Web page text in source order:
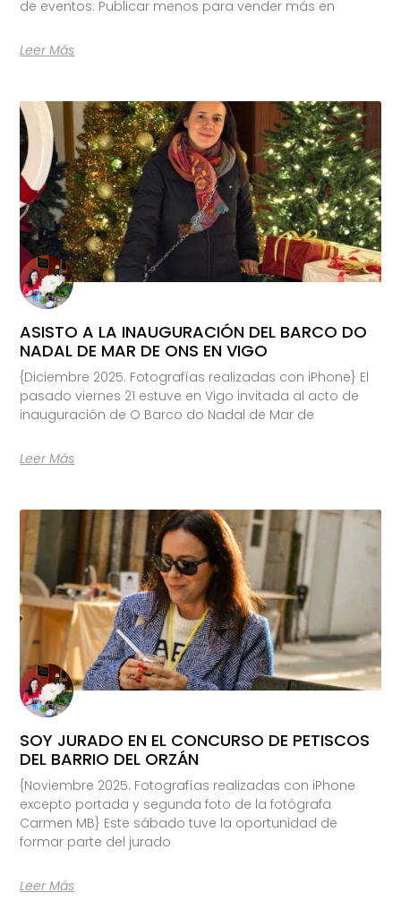
de eventos: Publicar menos para vender más en
Leer Más
ASISTO A LA INAUGURACIÓN DEL BARCO DO
NADAL DE MAR DE ONS EN VIGO
{Diciembre 2025. Fotografías realizadas con iPhone} El
pasado viernes 21 estuve en Vigo invitada al acto de
inauguración de O Barco do Nadal de Mar de
Leer Más
SOY JURADO EN EL CONCURSO DE PETISCOS
DEL BARRIO DEL ORZÁN
{Noviembre 2025. Fotografías realizadas con iPhone
excepto portada y segunda foto de la fotógrafa
Carmen MB} Este sábado tuve la oportunidad de
formar parte del jurado
Leer Más